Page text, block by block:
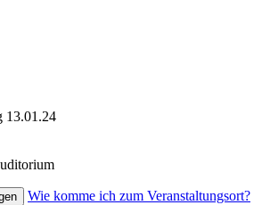
13.01.24
Wie komme ich zum Veranstaltungsort?